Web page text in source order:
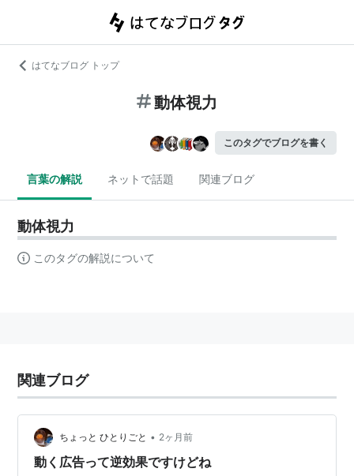
はてなブログ トップ
動体視力
このタグでブログを書く
言葉の解説 ネットで話題 関連ブログ
動体視力
このタグの解説について
関連ブログ
ちょっと ひとりごと • 2ヶ月前
動く広告って逆効果ですけどね